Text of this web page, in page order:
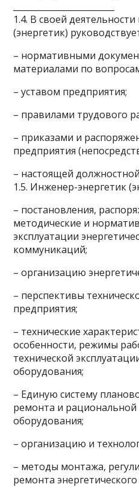
1.4. В своей
(энергетик)
– нормативными
материалами по
– уставом предприятия;
– правилами трудового
– приказами и
предприятия
– настоящей
1.5. Инженер-энергетик
– постановления,
методические и
эксплуатации
коммуникаций;
– организацию
– перспективы
предприятия;
– технические
особенности, режимы
технической
оборудования;
– Единую систему
ремонта и рациональной
оборудования;
– организацию и
– методы монтажа,
ремонта